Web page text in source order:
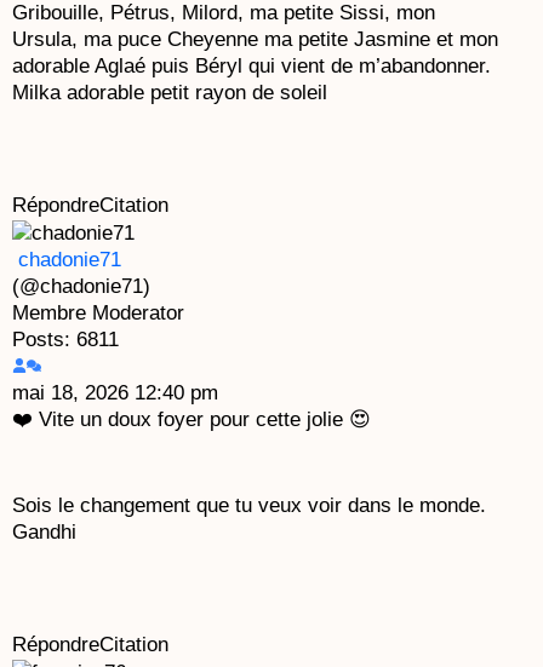
Gribouille, Pétrus, Milord, ma petite Sissi, mon
Ursula, ma puce Cheyenne ma petite Jasmine et mon
adorable Aglaé puis Béryl qui vient de m’abandonner.
Milka adorable petit rayon de soleil
RépondreCitation
chadonie71
(@chadonie71)
Membre Moderator
Posts: 6811
mai 18, 2026 12:40 pm
❤️ Vite un doux foyer pour cette jolie 😍
Sois le changement que tu veux voir dans le monde.
Gandhi
RépondreCitation